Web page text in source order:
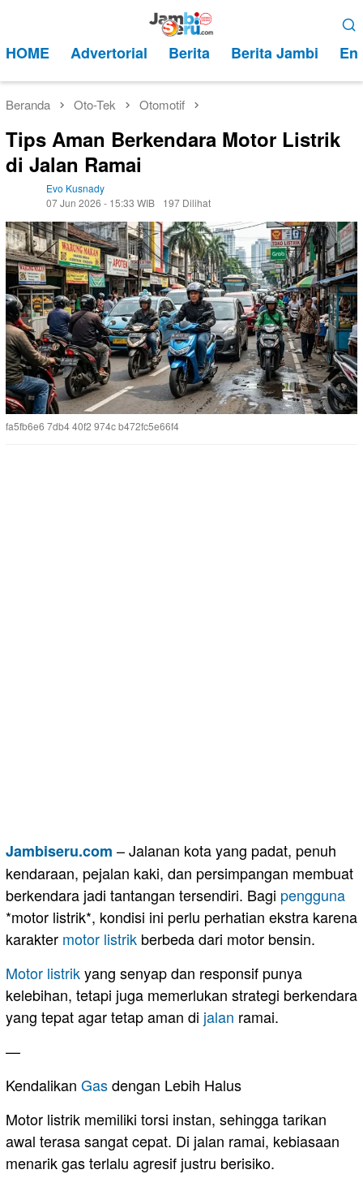
kontenMobile
HOME Advertorial Berita Berita Jambi
Beranda Oto-Tek Otomotif
Tips Aman Berkendara Motor Listrik
di Jalan Ramai
Evo Kusnady
07 Jun 2026 - 15:33 WIB
197 Dilihat
fa5fb6e6 7db4 40f2 974c b472fc5e66f4
Jambiseru.com – Jalanan kota yang padat, penuh
kendaraan, pejalan kaki, dan persimpangan membuat
berkendara jadi tantangan tersendiri. Bagi pengguna
*motor listrik*, kondisi ini perlu perhatian ekstra karena
karakter motor listrik berbeda dari motor bensin.
Motor listrikyang senyap dan responsif punya
kelebihan, tetapi juga memerlukan strategi berkendara
yang tepat agar tetap aman di jalan ramai.
—
Kendalikan Gasdengan Lebih Halus
Motor listrik memiliki torsi instan, sehingga tarikan
awal terasa sangat cepat. Di jalan ramai, kebiasaan
menarik gas terlalu agresif justru berisiko.